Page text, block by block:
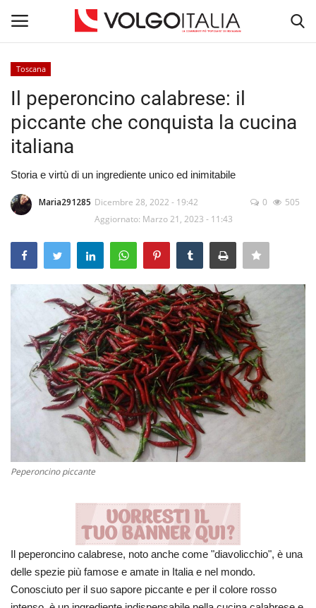
Home
Territorio
Dicono di noi
Entra nel Team
Volgo Academy
Tecnologia
Sapori
Partner
Contatti
Shop
Toscana
Il peperoncino calabrese: il
piccante che conquista la cucina
italiana
Storia e virtù di un ingrediente unico ed inimitabile
Maria291285 Dicembre 28, 2022 - 19:42
Aggiornato: Marzo 21, 2023 - 11:43
0 505
Peperoncino piccante
Il peperoncino calabrese, noto anche come "diavolicchio", è una
delle spezie più famose e amate in Italia e nel mondo.
Conosciuto per il suo sapore piccante e per il colore rosso